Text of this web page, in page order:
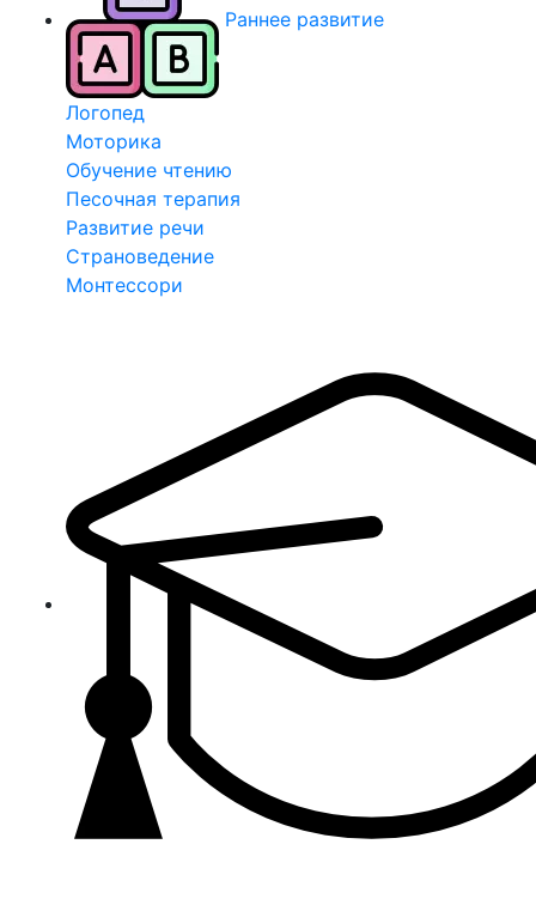
Раннее развитие
Логопед
Моторика
Обучение чтению
Песочная терапия
Развитие речи
Страноведение
Монтессори